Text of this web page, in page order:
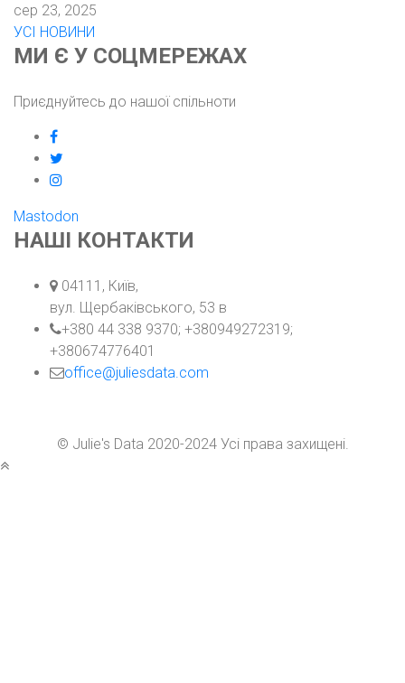
сер 23, 2025
УСІ НОВИНИ
МИ Є У СОЦМЕРЕЖАХ
Приєднуйтесь до нашої спільноти
facebook
instagram
Mastodon
НАШІ КОНТАКТИ
Адреса:
04111, Київ,
вул. Щербаківського, 53 в
телефон:
+380 44 338 9370; +380949272319;
+380674776401
email
office@juliesdata.com
© Julie's Data 2020-2024 Усі права захищені.